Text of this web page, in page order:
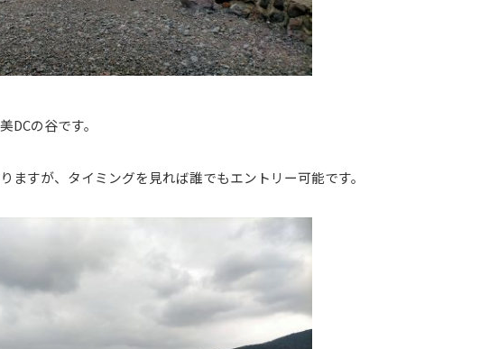
DCの谷です。
ますが、タイミングを見れば誰でもエントリー可能です。